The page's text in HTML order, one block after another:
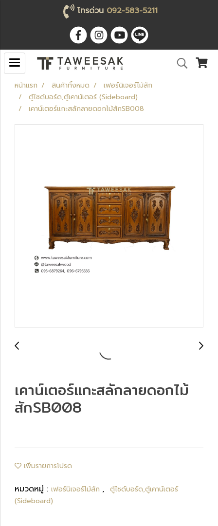
โทรด่วน 092-583-5211
หน้าแรก สินค้าทั้งหมด
เฟอร์นิเจอร์ไม้สัก
ตู้ไซด์บอร์ด,ตู้เคาน์เตอร์ (Sideboard)
เคาน์เตอร์แกะสลักลายดอกไม้สักSB008
เคาน์เตอร์แกะสลักลายดอกไม้
สักSB008
เพิ่มรายการโปรด
หมวดหมู่ : เฟอร์นิเจอร์ไม้สัก , ตู้ไซด์บอร์ด,ตู้เคาน์เตอร์
(Sideboard)